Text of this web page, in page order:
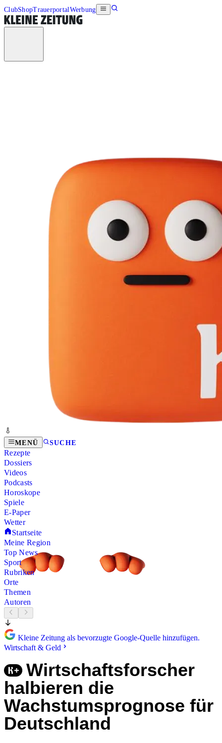
ClubShopTrauerportalWerbung
MENÜ SUCHE
Rezepte
Dossiers
Videos
Podcasts
Horoskope
Spiele
E-Paper
Wetter
Startseite
Meine Region
Top News
Sport
Rubriken
Orte
Themen
Autoren
Kleine Zeitung als bevorzugte Google-Quelle hinzufügen.
Wirtschaft & Geld
Wirtschaftsforscher
halbieren die
Wachstumsprognose für
Deutschland